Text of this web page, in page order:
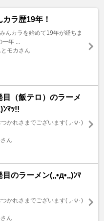
ラ歴19年！
んカラを始めて19年が経ちま
年 ...
モカさん
目（飯テロ）のラーメ
ﾝﾏｯ!!
かれさまでございます( ◞･౪･)
ん
のラーメン(,,•д•,,)ﾝﾏ
かれさまでございます( ◞･౪･)
ん